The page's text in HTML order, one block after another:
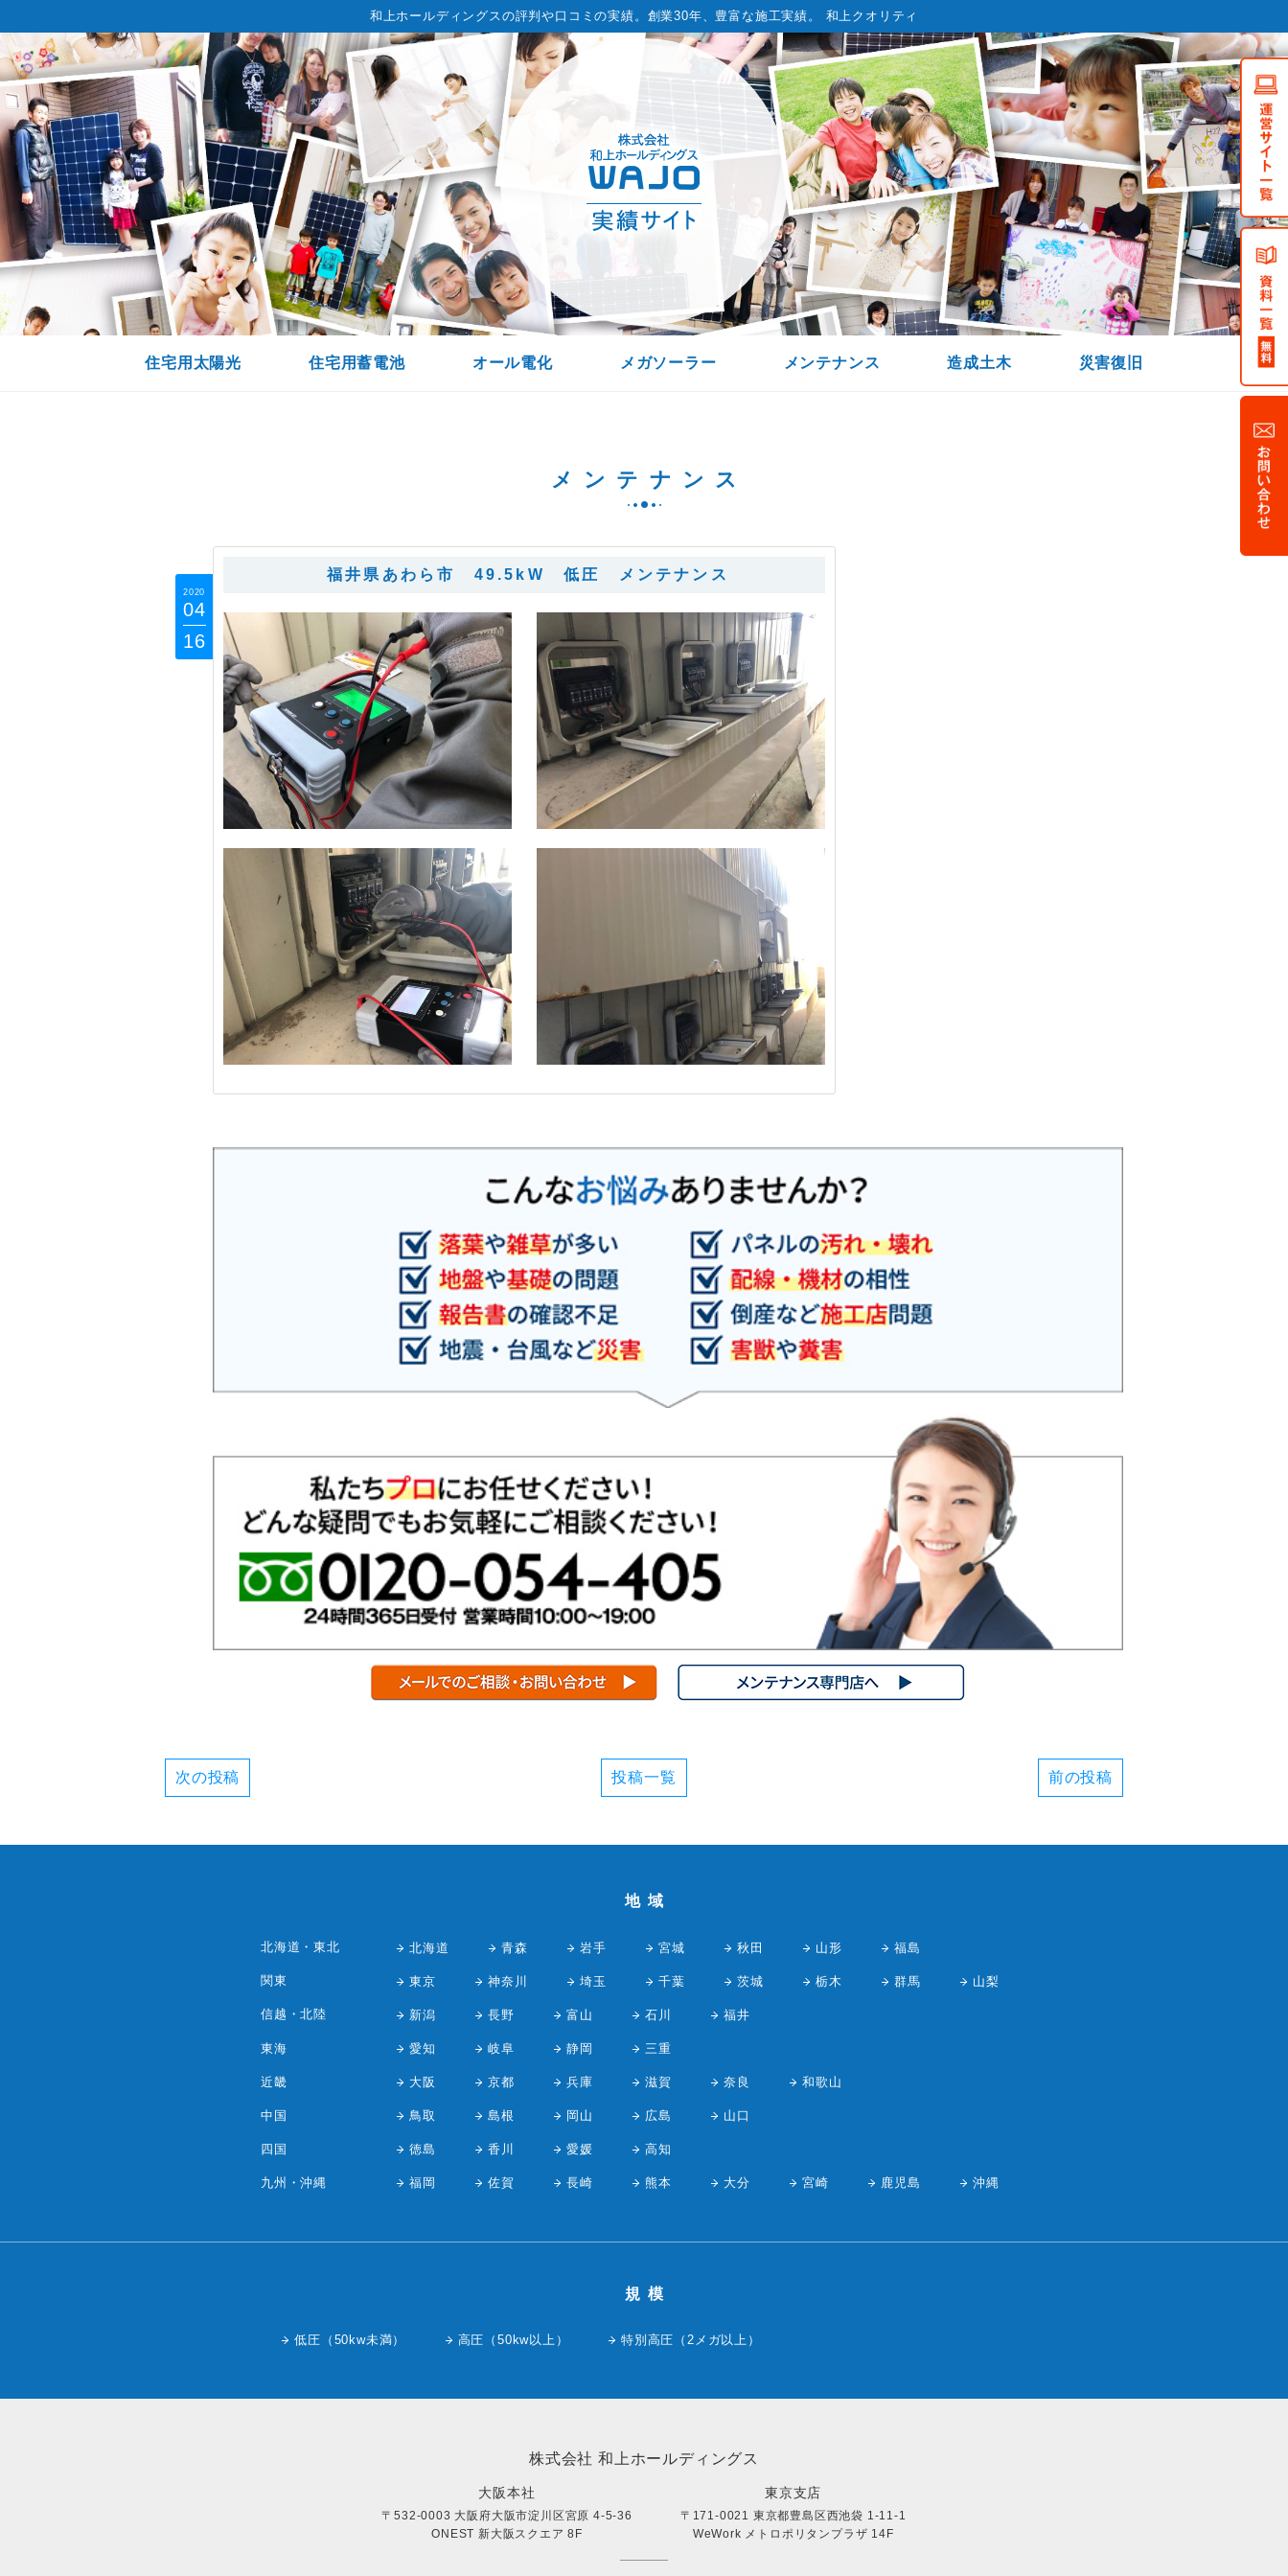
和上ホールディングスの評判や口コミの実績。 創業30年、豊富な施工実績。 和上クオリティ
住宅用太陽光 住宅用蓄電池 オール電化 メガソーラー メンテナンス 造成土木 災害復旧
メンテナンス
福井県あわら市 49.5kW 低圧 メンテナンス
2020
04
16
次の投稿 投稿一覧 前の投稿
地域
北海道・東北 北海道 青森 岩手 宮城 秋田 山形 福島
関東 東京 神奈川 埼玉 千葉 茨城 栃木 群馬 山梨
信越・北陸 新潟 長野 富山 石川 福井
東海 愛知 岐阜 静岡 三重
近畿 大阪 京都 兵庫 滋賀 奈良 和歌山
中国 鳥取 島根 岡山 広島 山口
四国 徳島 香川 愛媛 高知
九州・沖縄 福岡 佐賀 長崎 熊本 大分 宮崎 鹿児島 沖縄
規模
低圧（50kw未満） 高圧（50kw以上） 特別高圧（2メガ以上）
株式会社 和上ホールディングス
大阪本社
〒532-0003 大阪府大阪市淀川区宮原 4-5-36
ONEST 新大阪スクエア 8F
東京支店
〒171-0021 東京都豊島区西池袋 1-11-1
WeWork メトロポリタンプラザ 14F